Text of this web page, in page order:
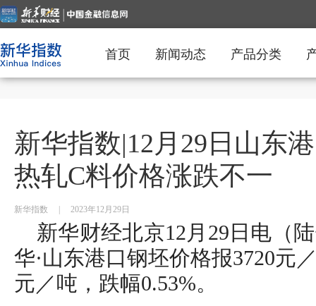
首页 新闻动态 产品分类
新华指数|12月29日山东
热轧C料价格涨跌不一
新华指数 2023年12月29日
新华财经北京12月29日电（
华·山东港口钢坯价格报3720元
元／吨，跌幅0.53%。